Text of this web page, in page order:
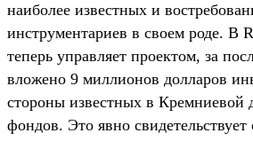
наиболее известных и
инструментариев в своем роде. В
теперь управляет проектом, за
вложено 9 миллионов долларов
стороны известных в Кремниевой
фондов. Это явно свидетельствует